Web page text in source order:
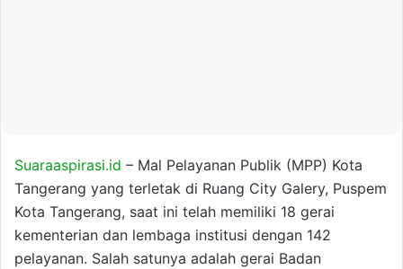
Suaraaspirasi.id – Mal Pelayanan Publik (MPP) Kota
Tangerang yang terletak di Ruang City Galery, Puspem
Kota Tangerang, saat ini telah memiliki 18 gerai
kementerian dan lembaga institusi dengan 142
pelayanan. Salah satunya adalah gerai Badan